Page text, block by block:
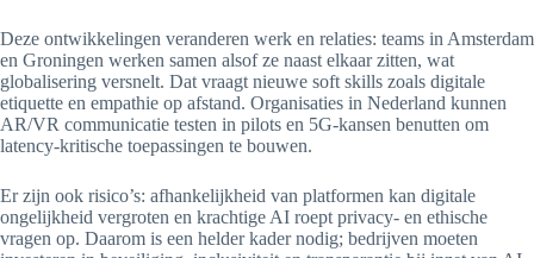
Deze ontwikkelingen veranderen werk en relaties: teams in Amsterdam
en Groningen werken samen alsof ze naast elkaar zitten, wat
globalisering versnelt. Dat vraagt nieuwe soft skills zoals digitale
etiquette en empathie op afstand. Organisaties in Nederland kunnen
AR/VR communicatie testen in pilots en 5G-kansen benutten om
latency-kritische toepassingen te bouwen.
Er zijn ook risico’s: afhankelijkheid van platformen kan digitale
ongelijkheid vergroten en krachtige AI roept privacy- en ethische
vragen op. Daarom is een helder kader nodig; bedrijven moeten